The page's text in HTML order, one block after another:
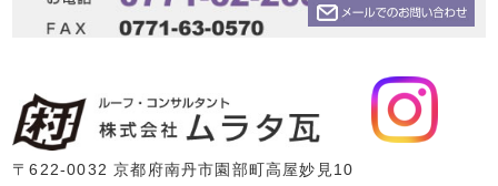
〒622-0032 京都府南丹市園部町高屋妙見10